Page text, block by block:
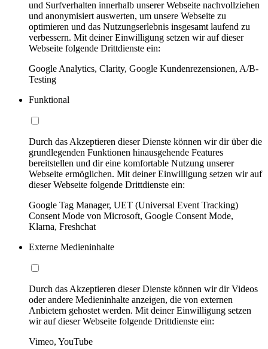
und Surfverhalten innerhalb unserer Webseite nachvollziehen
und anonymisiert auswerten, um unsere Webseite zu
optimieren und das Nutzungserlebnis insgesamt laufend zu
verbessern. Mit deiner Einwilligung setzen wir auf dieser
Webseite folgende Drittdienste ein:
Google Analytics, Clarity, Google Kundenrezensionen, A/B-
Testing
Funktional
Durch das Akzeptieren dieser Dienste können wir dir über die
grundlegenden Funktionen hinausgehende Features
bereitstellen und dir eine komfortable Nutzung unserer
Webseite ermöglichen. Mit deiner Einwilligung setzen wir auf
dieser Webseite folgende Drittdienste ein:
Google Tag Manager, UET (Universal Event Tracking)
Consent Mode von Microsoft, Google Consent Mode,
Klarna, Freshchat
Externe Medieninhalte
Durch das Akzeptieren dieser Dienste können wir dir Videos
oder andere Medieninhalte anzeigen, die von externen
Anbietern gehostet werden. Mit deiner Einwilligung setzen
wir auf dieser Webseite folgende Drittdienste ein:
Vimeo, YouTube